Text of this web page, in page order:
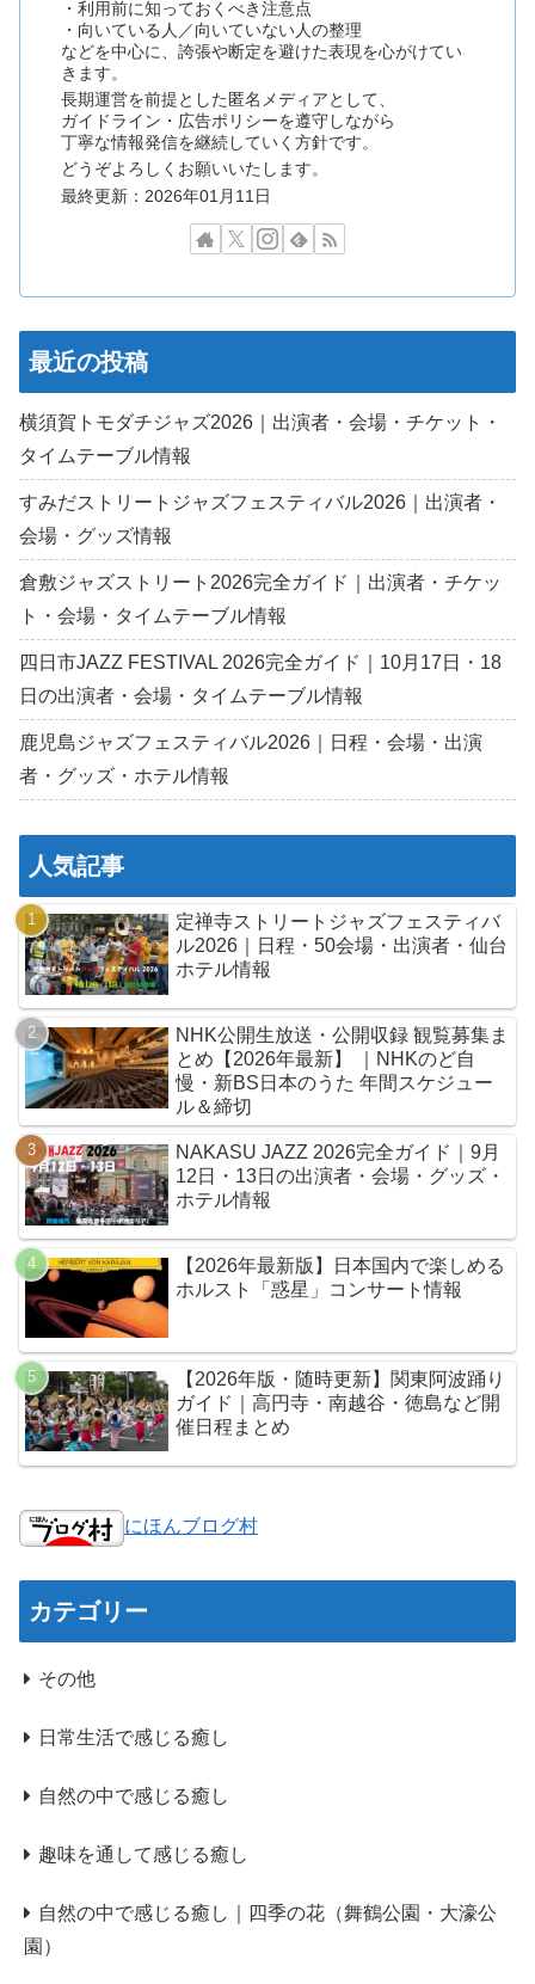
・利用前に知っておくべき注意点
・向いている人／向いていない人の整理
などを中心に、誇張や断定を避けた表現を心がけてい
きます。
長期運営を前提とした匿名メディアとして、
ガイドライン・広告ポリシーを遵守しながら
丁寧な情報発信を継続していく方針です。
どうぞよろしくお願いいたします。
最終更新：2026年01月11日
最近の投稿
横須賀トモダチジャズ2026｜出演者・会場・チケット・
タイムテーブル情報
すみだストリートジャズフェスティバル2026｜出演者・
会場・グッズ情報
倉敷ジャズストリート2026完全ガイド｜出演者・チケッ
ト・会場・タイムテーブル情報
四日市JAZZ FESTIVAL 2026完全ガイド｜10月17日・18
日の出演者・会場・タイムテーブル情報
鹿児島ジャズフェスティバル2026｜日程・会場・出演
者・グッズ・ホテル情報
人気記事
定禅寺ストリートジャズフェスティバ
ル2026｜日程・50会場・出演者・仙台
ホテル情報
NHK公開生放送・公開収録 観覧募集ま
とめ【2026年最新】 ｜NHKのど自
慢・新BS日本のうた 年間スケジュー
ル＆締切
NAKASU JAZZ 2026完全ガイド｜9月
12日・13日の出演者・会場・グッズ・
ホテル情報
【2026年最新版】日本国内で楽しめる
ホルスト「惑星」コンサート情報
【2026年版・随時更新】関東阿波踊り
ガイド｜高円寺・南越谷・徳島など開
催日程まとめ
にほんブログ村
カテゴリー
その他
日常生活で感じる癒し
自然の中で感じる癒し
趣味を通して感じる癒し
自然の中で感じる癒し｜四季の花（舞鶴公園・大濠公
園）